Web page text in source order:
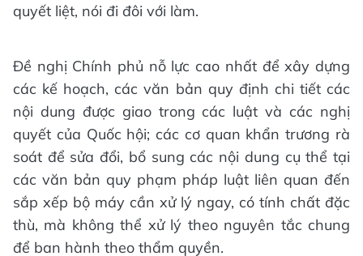
quyết liệt, nói đi đôi với làm.
Đề nghị Chính phủ nỗ lực cao nhất để xây dựng
các kế hoạch, các văn bản quy định chi tiết các
nội dung được giao trong các luật và các nghị
quyết của Quốc hội; các cơ quan khẩn trương rà
soát để sửa đổi, bổ sung các nội dung cụ thể tại
các văn bản quy phạm pháp luật liên quan đến
sắp xếp bộ máy cần xử lý ngay, có tính chất đặc
thù, mà không thể xử lý theo nguyên tắc chung
để ban hành theo thẩm quyền.